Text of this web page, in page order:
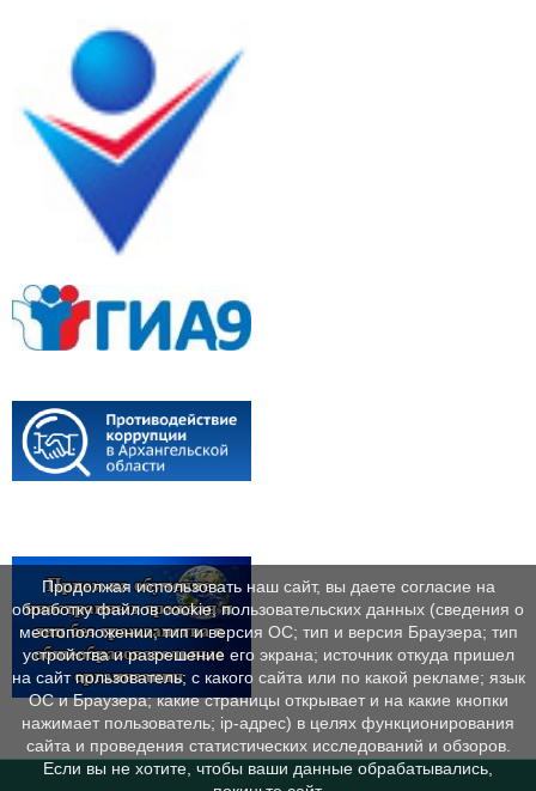
Продолжая использовать наш сайт, вы даете согласие на
обработку файлов cookie, пользовательских данных (сведения о
местоположении; тип и версия ОС; тип и версия Браузера; тип
устройства и разрешение его экрана; источник откуда пришел
на сайт пользователь; с какого сайта или по какой рекламе; язык
ОС и Браузера; какие страницы открывает и на какие кнопки
нажимает пользователь; ip-адрес) в целях функционирования
сайта и проведения статистических исследований и обзоров.
Если вы не хотите, чтобы ваши данные обрабатывались,